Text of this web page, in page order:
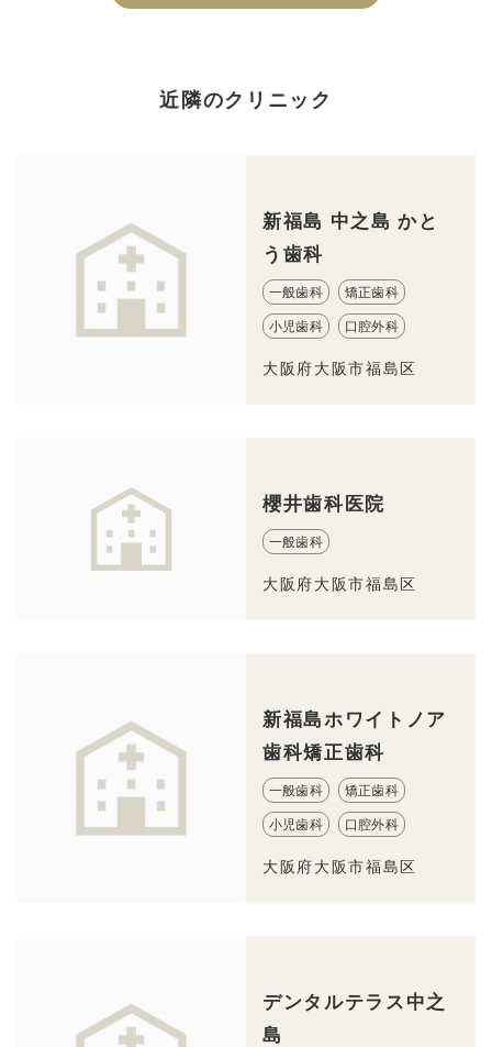
近隣のクリニック
新福島 中之島 かと
う歯科
一般歯科 矯正歯科
小児歯科 口腔外科
大阪府大阪市福島区
櫻井歯科医院
一般歯科
大阪府大阪市福島区
新福島ホワイトノア
歯科矯正歯科
一般歯科 矯正歯科
小児歯科 口腔外科
大阪府大阪市福島区
デンタルテラス中之
島